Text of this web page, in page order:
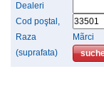
Dealeri
Cod poştal,
Raza
(suprafata)
Mãrci